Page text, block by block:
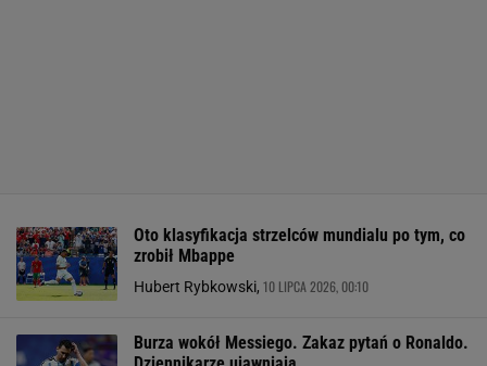
Oto klasyfikacja strzelców mundialu po tym, co
zrobił Mbappe
Hubert Rybkowski, 10 LIPCA 2026, 00:10
Burza wokół Messiego. Zakaz pytań o Ronaldo.